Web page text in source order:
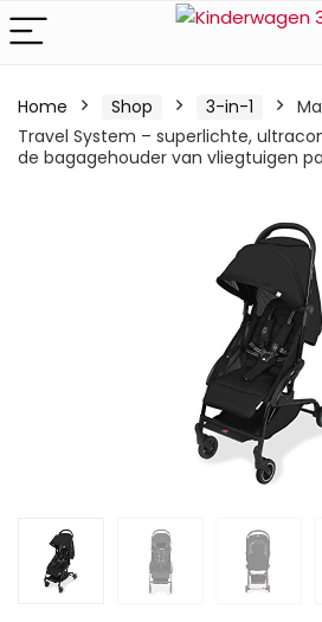
Home Shop 3-in-1
Travel System – superlichte,
de bagagehouder van vliegtuigen